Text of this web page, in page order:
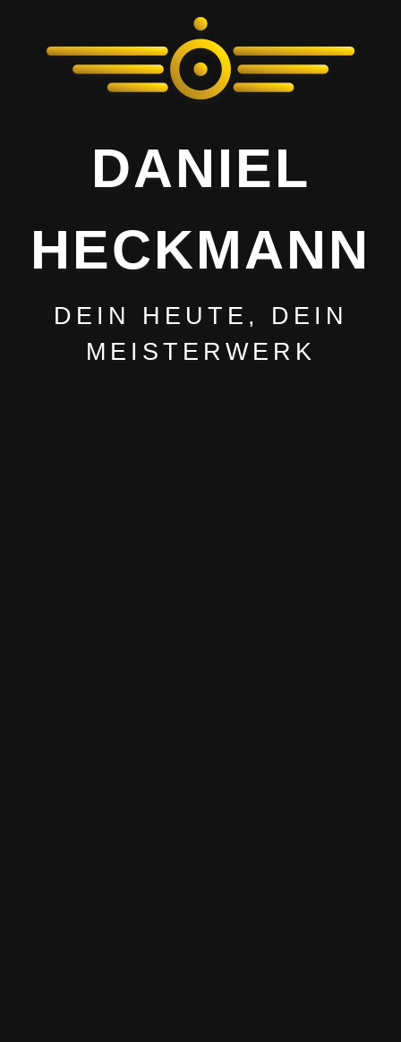
DANIEL
HECKMANN
DEIN HEUTE, DEIN
MEISTERWERK